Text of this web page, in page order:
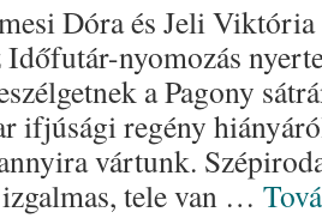
Dóra és Jeli
nyomozás
a Pagony
ifjúsági regény
vártunk.
tele van …